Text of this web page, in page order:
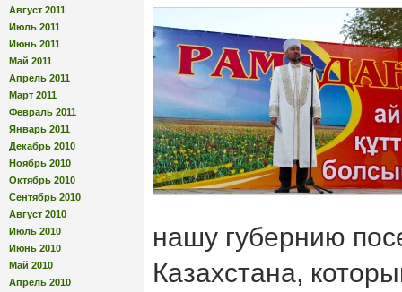
Август 2011
Июль 2011
Июнь 2011
Май 2011
Апрель 2011
Март 2011
Февраль 2011
Январь 2011
Декабрь 2010
Ноябрь 2010
Октябрь 2010
Сентябрь 2010
Август 2010
Июль 2010
Июнь 2010
Май 2010
Апрель 2010
нашу губернию
Казахстана,